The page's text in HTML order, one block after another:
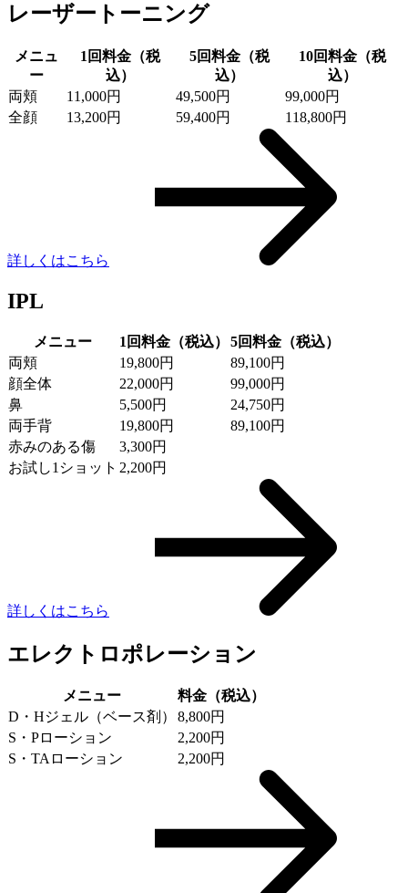
レーザートーニング
メニュ
ー
1回料金（税
込）
5回料金（税
込）
10回料金（税
込）
両頬
11,000円 49,500円
99,000円
全顔
13,200円 59,400円 118,800円
詳しくはこちら
IPL
メニュー 1回料金（税込）
5回料金（税込）
両頬
19,800円
89,100円
顔全体
22,000円
99,000円
鼻
5,500円
24,750円
両手背
19,800円
89,100円
赤みのある傷
3,300円
お試し1ショット 2,200円
詳しくはこちら
エレクトロポレーション
メニュー
料金（税込）
D・Hジェル（ベース剤）
8,800円
S・Pローション
2,200円
S・TAローション
2,200円